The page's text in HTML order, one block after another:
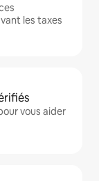
les taxes
vous aider